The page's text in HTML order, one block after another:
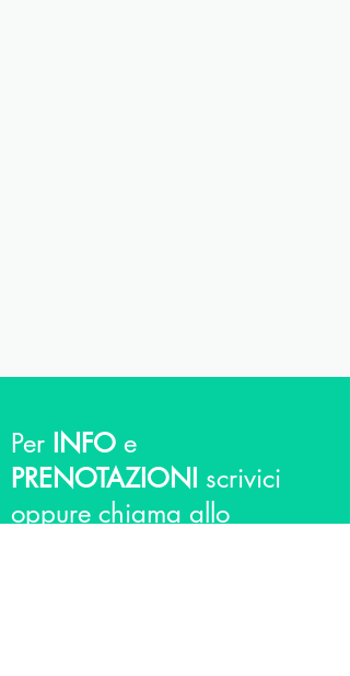
Per INFO e
PRENOTAZIONI scrivici
oppure chiama allo